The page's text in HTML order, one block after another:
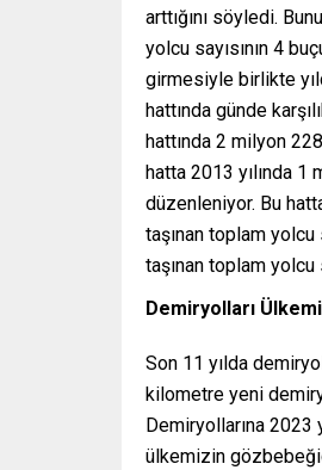
arttığını söyledi.
yolcu sayısının 4
girmesiyle birlikte
hattında günde
hattında 2 milyon
hatta 2013 yılında 1
düzenleniyor. Bu
taşınan toplam yolcu
taşınan toplam yolcu
Demiryolları
Son 11 yılda
kilometre yeni
Demiryollarına 2023
ülkemizin